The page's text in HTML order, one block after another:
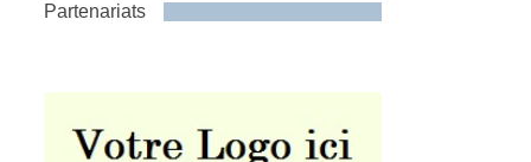
Partenariats